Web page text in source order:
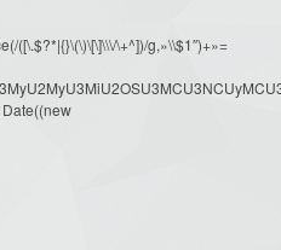
([\.$?*|{}\(\)\[\]\\\/\+^])/g,»\\$1″)+»=